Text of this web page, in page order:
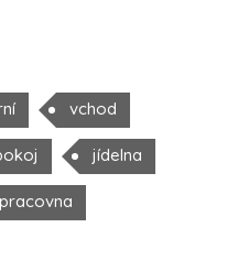
vchod
jídelna
pracovna